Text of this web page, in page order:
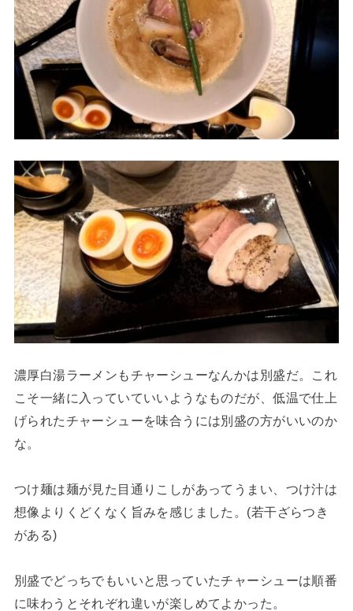
濃厚白湯ラーメンもチャーシューなんかは別盛だ。これ
こそ一緒に入っていていいようなものだが、低温で仕上
げられたチャーシューを味合うには別盛の方がいいのか
な。
つけ麺は麺が見た目通りこしがあってうまい、つけ汁は
想像よりくどくなく旨みを感じました。(若干ざらつき
がある)
別盛でどっちでもいいと思っていたチャーシューは順番
に味わうとそれぞれ違いが楽しめてよかった。